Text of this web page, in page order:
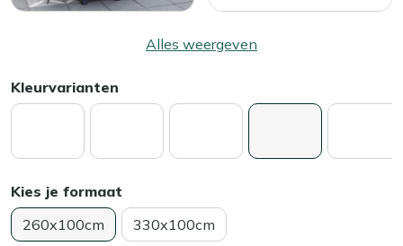
Alles weergeven
Kleurvarianten
Kies je formaat
260x100cm
330x100cm